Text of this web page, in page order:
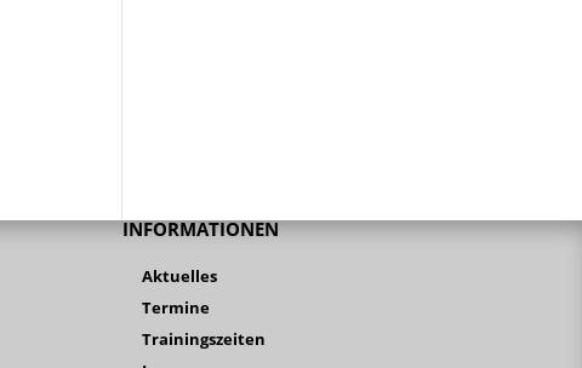
INFORMATIONEN
Aktuelles
Termine
Trainingszeiten